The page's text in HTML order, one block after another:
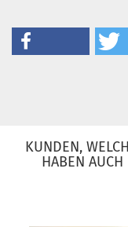
KUNDEN,
HABEN AUCH